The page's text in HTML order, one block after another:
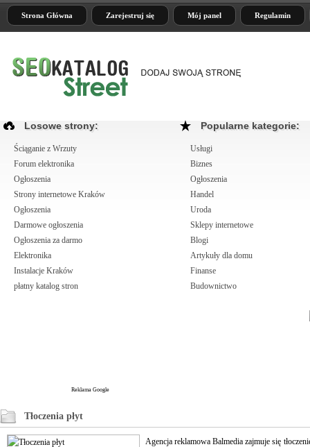
Strona Główna Zarejestruj się Mój panel Regulamin
Losowe strony:
Ściąganie z Wrzuty
Forum elektronika
Ogłoszenia
Strony internetowe Kraków
Ogłoszenia
Darmowe ogłoszenia
Ogłoszenia za darmo
Elektronika
Instalacje Kraków
płatny katalog stron
Popularne kategorie:
Usługi
Biznes
Ogłoszenia
Handel
Uroda
Sklepy internetowe
Blogi
Artykuły dla domu
Finanse
Budownictwo
Reklama Google
Tłoczenia płyt
Agencja reklamowa Balmedia zajmuje się